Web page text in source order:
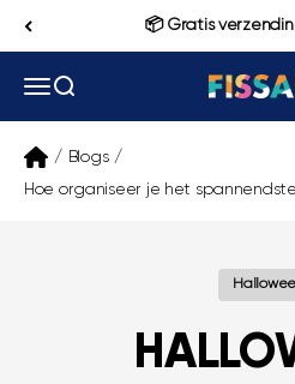
📦 Gratis
Navigatiemenu openen
Zoeken openen Fissaly
/ Blogs /
Hoe organiseer je het